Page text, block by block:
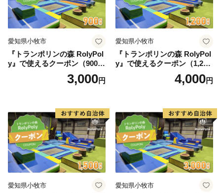
愛知県小牧市
『トランポリンの森 RolyPol
y』で使えるクーポン（900
3,000円
愛知県小牧市
『トランポリンの森 RolyPol
y』で使えるクーポン（1,200
4,000円
愛知県小牧市 愛知県小牧市